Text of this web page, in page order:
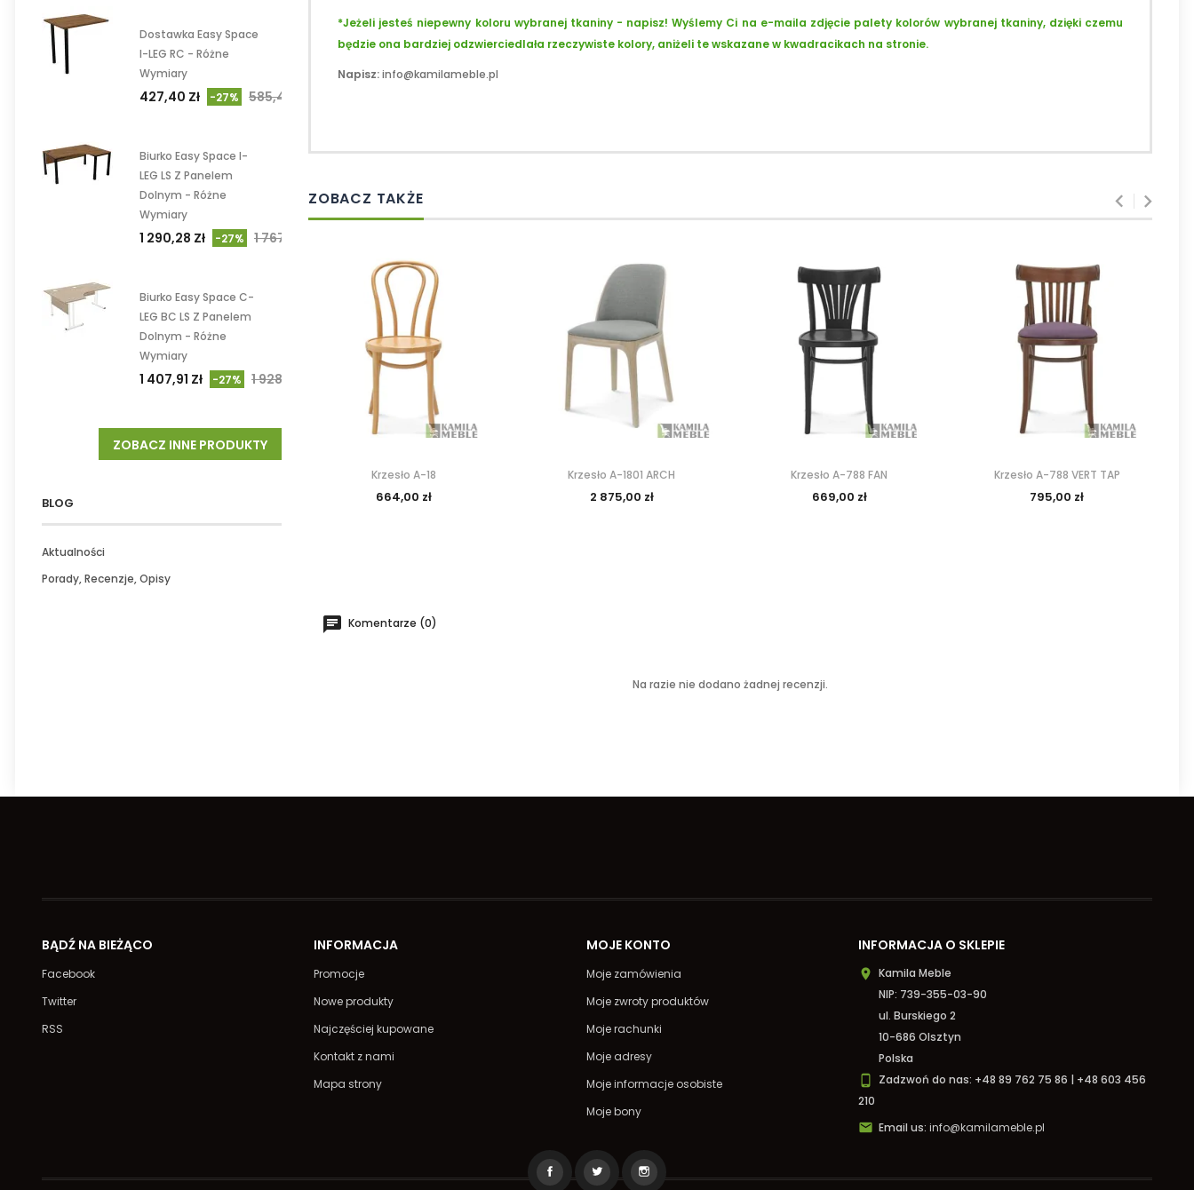
Dostawka Easy Space
I-LEG RC - Różne
Wymiary
427,40 Zł -27% 585,48 Zł
Biurko Easy Space I-
LEG LS Z Panelem
Dolnym - Różne
Wymiary
1 290,28 Zł -27% 1 767,51 Zł
Biurko Easy Space C-
LEG BC LS Z Panelem
Dolnym - Różne
Wymiary
1 407,91 Zł -27% 1 928,64 Zł
ZOBACZ INNE PRODUKTY
BLOG
Aktualności
Porady, Recenzje, Opisy
*Jeżeli jesteś niepewny koloru wybranej tkaniny - napisz! Wyślemy Ci na e-maila zdjęcie palety kolorów wybranej tkaniny, dzięki czemu
będzie ona bardziej odzwierciedlała rzeczywiste kolory, aniżeli te wskazane w kwadracikach na stronie.
Napisz:info@kamilameble.pl
ZOBACZ TAKŻE
Krzesło A-18
664,00 zł
Krzesło A-1801 ARCH
2 875,00 zł
Krzesło A-788 FAN
669,00 zł
Krzesło A-788 VERT TAP
795,00 zł
Komentarze (0)
Na razie nie dodano żadnej recenzji.
BĄDŹ NA BIEŻĄCO
Facebook
Twitter
RSS
INFORMACJA
Promocje
Nowe produkty
Najczęściej kupowane
Kontakt z nami
Mapa strony
MOJE KONTO
Moje zamówienia
Moje zwroty produktów
Moje rachunki
Moje adresy
Moje informacje osobiste
Moje bony
INFORMACJA O SKLEPIE
 Kamila Meble
NIP: 739-355-03-90
ul. Burskiego 2
10-686 Olsztyn
Polska

Zadzwoń do nas: +48 89 762 75 86 | +48 603 456
210
 Email us: info@kamilameble.pl